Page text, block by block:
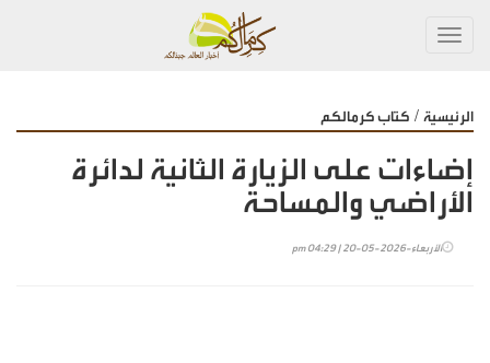
الرئيسية / كتاب كرمالكم
إضاءات على الزيارة الثانية لدائرة
الأراضي والمساحة
الأربعاء-2026-05-20 | 04:29 pm